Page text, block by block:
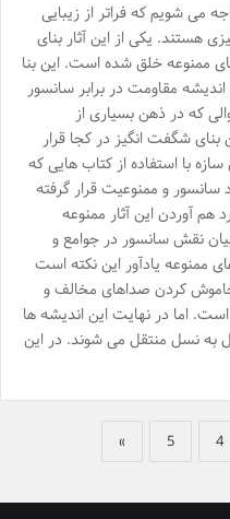
می شویم که فراتر از زیبایی
هستند. یکی از این آثار بنای
ممنوعه خلق شده است. این بنا
اندیشه مقاومت در برابر سانسور
که در ذهن بسیاری از
شگفت انگیز در کجا قرار
با استفاده از کتاب هایی که
سانسور و ممنوعیت قرار گرفته
آوردن این آثار ممنوعه
نقش سانسور در جوامع و
ممنوعه یادآور این نکته است
خاموش کردن صداهای مخالف و
اما در نهایت این اندیشه ها
به نسل منتقل می شوند. در این
4
5
»